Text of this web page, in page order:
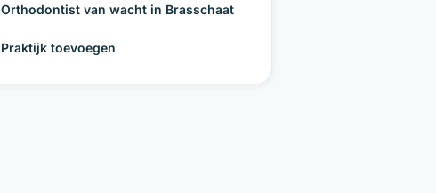
Orthodontist van wacht in Brasschaat
Praktijk toevoegen